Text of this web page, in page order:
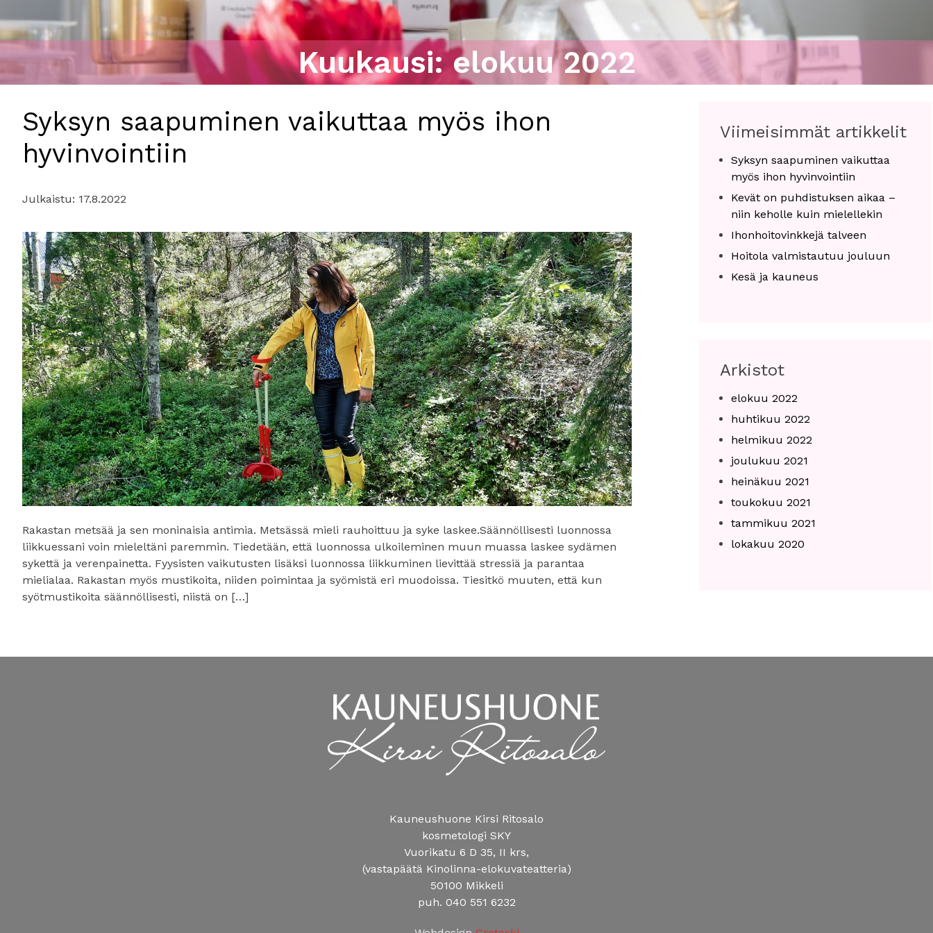
Kuukausi:elokuu 2022
Syksyn saapuminen vaikuttaa myös ihon
hyvinvointiin
Julkaistu: 17.8.2022
Rakastan metsää ja sen moninaisia antimia. Metsässä mieli rauhoittuu ja syke laskee.Säännöllisesti luonnossa
liikkuessani voin mieleltäni paremmin. Tiedetään, että luonnossa ulkoileminen muun muassa laskee sydämen
sykettä ja verenpainetta. Fyysisten vaikutusten lisäksi luonnossa liikkuminen lievittää stressiä ja parantaa
mielialaa. Rakastan myös mustikoita, niiden poimintaa ja syömistä eri muodoissa. Tiesitkö muuten, että kun
syötmustikoita säännöllisesti, niistä on […]
Viimeisimmät artikkelit
Syksyn saapuminen vaikuttaa
myös ihon hyvinvointiin
Kevät on puhdistuksen aikaa –
niin keholle kuin mielellekin
Ihonhoitovinkkejä talveen
Hoitola valmistautuu jouluun
Kesä ja kauneus
Arkistot
elokuu 2022
huhtikuu 2022
helmikuu 2022
joulukuu 2021
heinäkuu 2021
toukokuu 2021
tammikuu 2021
lokakuu 2020
Kauneushuone Kirsi Ritosalo
kosmetologi SKY
Vuorikatu 6 D 35, II krs,
(vastapäätä Kinolinna-elokuvateatteria)
50100 Mikkeli
puh. 040 551 6232